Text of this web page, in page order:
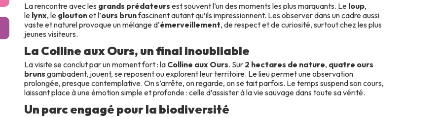
La rencontre avec les grands prédateurs est souvent l’un des moments les plus marquants. Le loup,
le lynx, le gloutonet l’ours brunfascinent autant qu’ils impressionnent. Les observer dans un cadre aussi
vaste et naturel provoque un mélange d’émerveillement, de respect et de curiosité, surtout chez les plus
jeunes visiteurs.
La Colline aux Ours, un final inoubliable
La visite se conclut par un moment fort : la Colline aux Ours. Sur 2 hectares de nature, quatre ours
bruns gambadent, jouent, se reposent ou explorent leur territoire. Le lieu permet une observation
prolongée, presque contemplative. On s’arrête, on regarde, on se tait parfois. Le temps suspend son cours,
laissant place à une émotion simple et profonde : celle d’assister à la vie sauvage dans toute sa vérité.
Un parc engagé pour la biodiversité